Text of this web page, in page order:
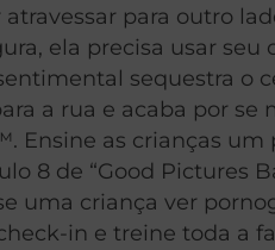
para outro
ela precisa usar
sequestra o
a rua e acaba por
Ensine as crianças
8 de “Good Pictures
uma criança ver
in e treine toda a